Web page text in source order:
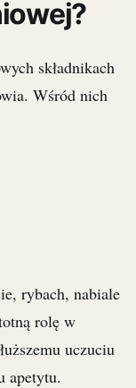
składnikach
Wśród nich
rybach, nabiale
rolę w
uczuciu
apetytu.